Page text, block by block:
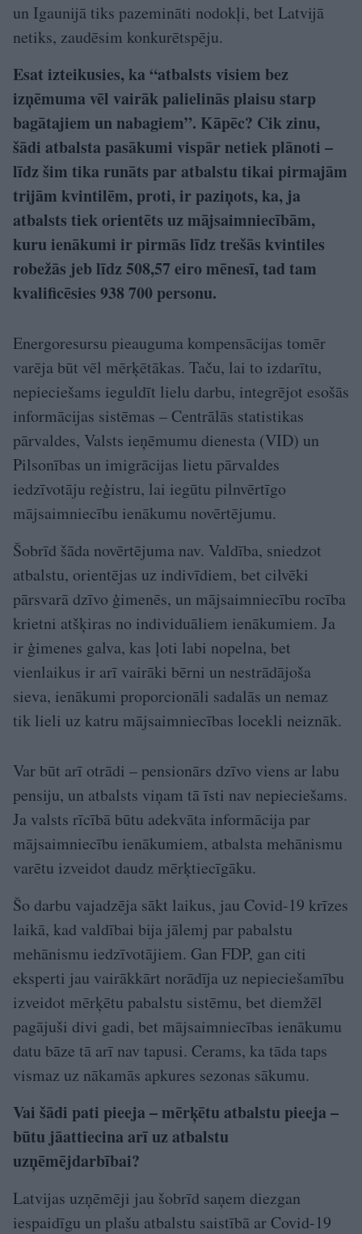
un Igaunijā tiks pazemināti nodokļi, bet Latvijā
netiks, zaudēsim konkurētspēju.
Esat izteikusies, ka “atbalsts visiem bez
izņēmuma vēl vairāk palielinās plaisu starp
bagātajiem un nabagiem”. Kāpēc? Cik zinu,
šādi atbalsta pasākumi vispār netiek plānoti –
līdz šim tika runāts par atbalstu tikai pirmajām
trijām kvintilēm, proti, ir paziņots, ka, ja
atbalsts tiek orientēts uz mājsaimniecībām,
kuru ienākumi ir pirmās līdz trešās kvintiles
robežās jeb līdz 508,57 eiro mēnesī, tad tam
kvalificēsies 938 700 personu.
Energoresursu pieauguma kompensācijas tomēr
varēja būt vēl mērķētākas. Taču, lai to izdarītu,
nepieciešams ieguldīt lielu darbu, integrējot esošās
informācijas sistēmas – Centrālās statistikas
pārvaldes, Valsts ieņēmumu dienesta (VID) un
Pilsonības un imigrācijas lietu pārvaldes
iedzīvotāju reģistru, lai iegūtu pilnvērtīgo
mājsaimniecību ienākumu novērtējumu.
Šobrīd šāda novērtējuma nav. Valdība, sniedzot
atbalstu, orientējas uz indivīdiem, bet cilvēki
pārsvarā dzīvo ģimenēs, un mājsaimniecību rocība
krietni atšķiras no individuāliem ienākumiem. Ja
ir ģimenes galva, kas ļoti labi nopelna, bet
vienlaikus ir arī vairāki bērni un nestrādājoša
sieva, ienākumi proporcionāli sadalās un nemaz
tik lieli uz katru mājsaimniecības locekli neiznāk.
Var būt arī otrādi – pensionārs dzīvo viens ar labu
pensiju, un atbalsts viņam tā īsti nav nepieciešams.
Ja valsts rīcībā būtu adekvāta informācija par
mājsaimniecību ienākumiem, atbalsta mehānismu
varētu izveidot daudz mērķtiecīgāku.
Šo darbu vajadzēja sākt laikus, jau Covid-19 krīzes
laikā, kad valdībai bija jālemj par pabalstu
mehānismu iedzīvotājiem. Gan FDP, gan citi
eksperti jau vairākkārt norādīja uz nepieciešamību
izveidot mērķētu pabalstu sistēmu, bet diemžēl
pagājuši divi gadi, bet mājsaimniecības ienākumu
datu bāze tā arī nav tapusi. Cerams, ka tāda taps
vismaz uz nākamās apkures sezonas sākumu.
Vai šādi pati pieeja – mērķētu atbalstu pieeja –
būtu jāattiecina arī uz atbalstu
uzņēmējdarbībai?
Latvijas uzņēmēji jau šobrīd saņem diezgan
iespaidīgu un plašu atbalstu saistībā ar Covid-19